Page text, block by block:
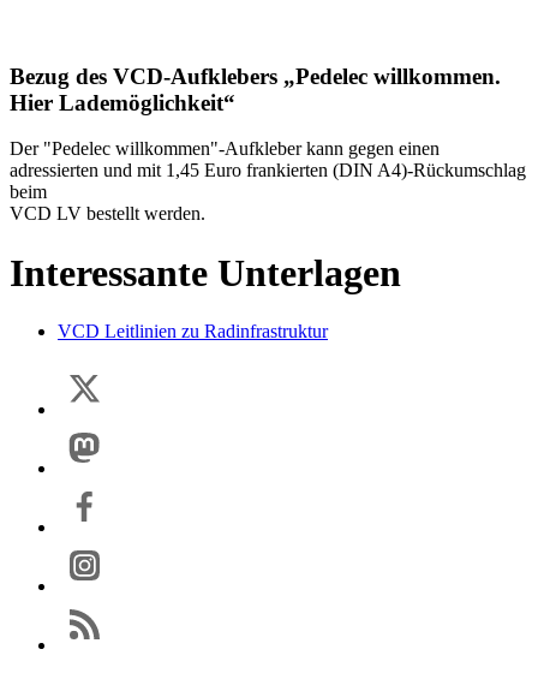
Bezug des VCD-Aufklebers „Pedelec willkommen.
Hier Lademöglichkeit“
Der "Pedelec willkommen"-Aufkleber kann gegen einen
adressierten und mit 1,45 Euro frankierten (DIN A4)-Rückumschlag
beim
VCD LV bestellt werden.
Interessante Unterlagen
VCD Leitlinien zu Radinfrastruktur